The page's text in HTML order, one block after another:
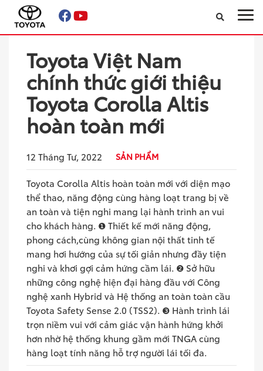
Sản phẩm
Xe đã qua sử dụng
Công nghệ
Về Toyota Nankai Vĩnh Phúc
Tin tức & Khuyến mãi
Tìm Đại lý
Toyota Việt Nam
chính thức giới thiệu
Toyota Corolla Altis
hoàn toàn mới
12 Tháng Tư, 2022 SẢN PHẨM
Toyota Corolla Altis hoàn toàn mới với diện mạo
thể thao, năng động cùng hàng loạt trang bị về
an toàn và tiện nghi mang lại hành trình an vui
cho khách hàng. ❶ Thiết kế mới năng động,
phong cách,cùng không gian nội thất tinh tế
mang hơi hướng của sự tối giản nhưng đầy tiện
nghi và khơi gợi cảm hứng cầm lái. ❷ Sở hữu
những công nghệ hiện đại hàng đầu với Công
nghệ xanh Hybrid và Hệ thống an toàn toàn cầu
Toyota Safety Sense 2.0 (TSS2). ❸ Hành trình lái
trọn niềm vui với cảm giác vận hành hứng khởi
hơn nhờ hệ thống khung gầm mới TNGA cùng
hàng loạt tính năng hỗ trợ người lái tối đa.